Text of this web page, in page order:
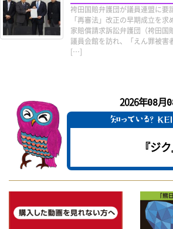
袴田国賠弁護団が議員連盟に
「再審法」改正の早期成立を
家賠償請求訴訟弁護団（袴田国
議員会館を訪れ、「えん罪被害
[…]
2026年08月
『ジク